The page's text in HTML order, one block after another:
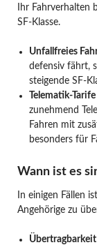
Ihr Fahrverhalten
SF-Klasse.
Unfallfreies
defensiv fährt,
steigende SF-
Telematik-
zunehmend
Fahren mit
besonders für
Wann ist es
In einigen Fällen
Angehörige zu